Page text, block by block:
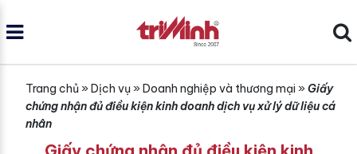
Trang chủ» Dịch vụ» Doanh nghiệp và thương mại » Giấy
chứng nhận đủ điều kiện kinh doanh dịch vụ xử lý dữ liệu cá
nhân